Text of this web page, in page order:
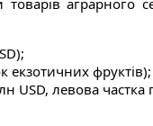
аграрного
екзотичних фруктів);
USD, левова